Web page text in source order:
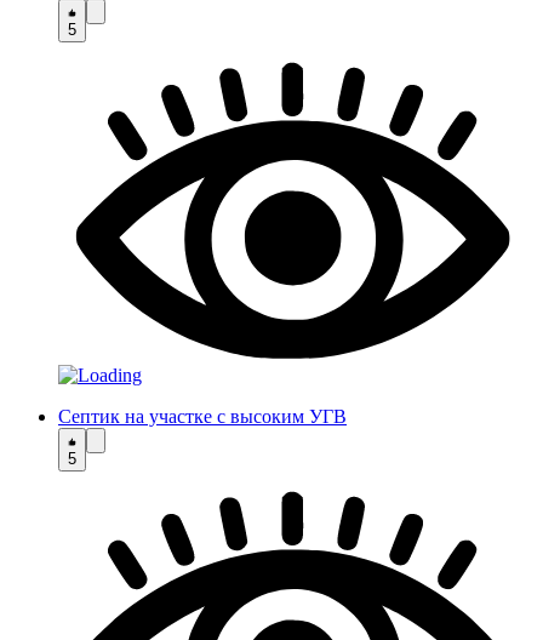
5
Септик на участке с высоким УГВ
5